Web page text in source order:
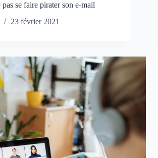
se faire pirater son e-mail
23 février 2021